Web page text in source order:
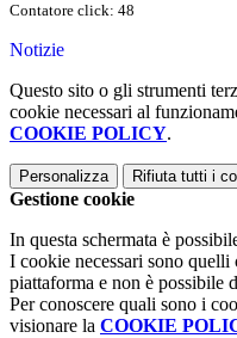
Contatore click: 48
Notizie
Questo sito o gli strumenti
cookie necessari al
COOKIE POLICY.
Personalizza Rifiuta tutti i
Gestione cookie
In questa schermata è
I cookie necessari sono
piattaforma e non è possibile
Per conoscere quali sono i
visionare la COOKIE